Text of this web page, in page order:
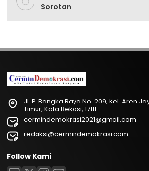
Sorotan
Jl. P. Bangka Raya No. 209, Kel. Aren
Timur, Kota Bekasi, 17111
cermindemokrasi2021@gmail.com
redaksi@cermindemokrasi.com
Follow Kami